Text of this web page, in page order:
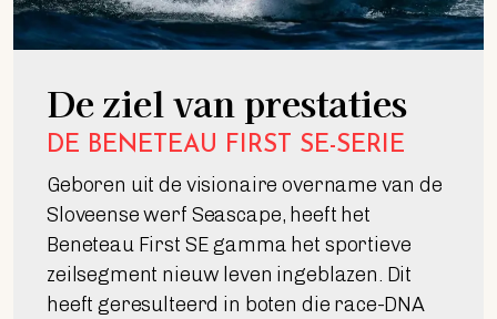
De ziel van prestaties
DE BENETEAU FIRST SE-SERIE
Geboren uit de visionaire overname van de
Sloveense werf Seascape, heeft het
Beneteau First SE gamma het sportieve
zeilsegment nieuw leven ingeblazen. Dit
heeft geresulteerd in boten die race-DNA